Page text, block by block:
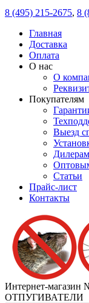
8 (495) 215-2675, 8
Главная
Доставка
Оплата
О нас
О
Покупателям
Выезд
Дилерам
Статьи
Прайс-лист
Контакты
Интернет-магазин
ОТПУГИВАТЕЛИ